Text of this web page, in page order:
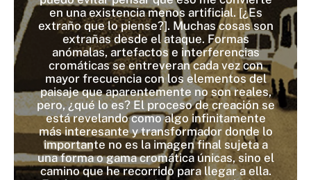
en una existencia menos artificial. [¿Es
extraño que lo piense?]. Muchas cosas son
extrañas desde el ataque. Formas
anómalas, artefactos e interferencias
cromáticas se entreveran cada vez con
mayor frecuencia con los elementos del
paisaje que aparentemente no son reales,
pero, ¿qué lo es? El proceso de creación se
está revelando como algo infinitamente
más interesante y transformador donde lo
importante no es la imagen final sujeta a
una forma o gama cromática únicas, sino el
camino que he recorrido para llegar a ella.